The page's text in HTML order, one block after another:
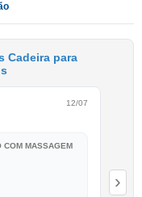
Cadeira para
12/07
COM MASSAGEM
›